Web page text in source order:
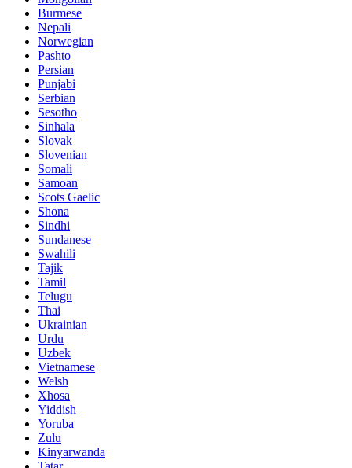
Burmese
Nepali
Norwegian
Pashto
Persian
Punjabi
Serbian
Sesotho
Sinhala
Slovak
Slovenian
Somali
Samoan
Scots Gaelic
Shona
Sindhi
Sundanese
Swahili
Tajik
Tamil
Telugu
Thai
Ukrainian
Urdu
Uzbek
Vietnamese
Welsh
Xhosa
Yiddish
Yoruba
Zulu
Kinyarwanda